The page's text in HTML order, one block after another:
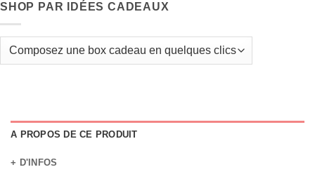
SHOP PAR IDÉES CADEAUX
A PROPOS DE CE PRODUIT
+ D'INFOS